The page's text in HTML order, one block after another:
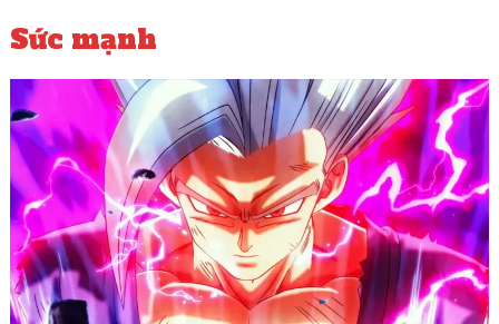
Sức mạnh